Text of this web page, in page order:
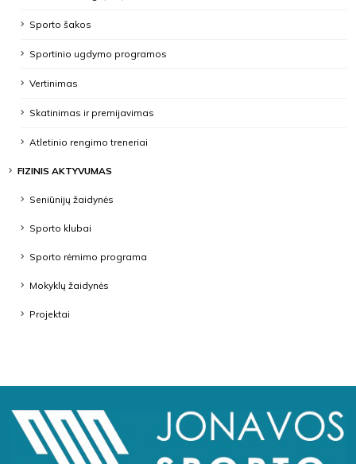
Sporto šakos
Sportinio ugdymo programos
Vertinimas
Skatinimas ir premijavimas
Atletinio rengimo treneriai
FIZINIS AKTYVUMAS
Seniūnijų žaidynės
Sporto klubai
Sporto rėmimo programa
Mokyklų žaidynės
Projektai